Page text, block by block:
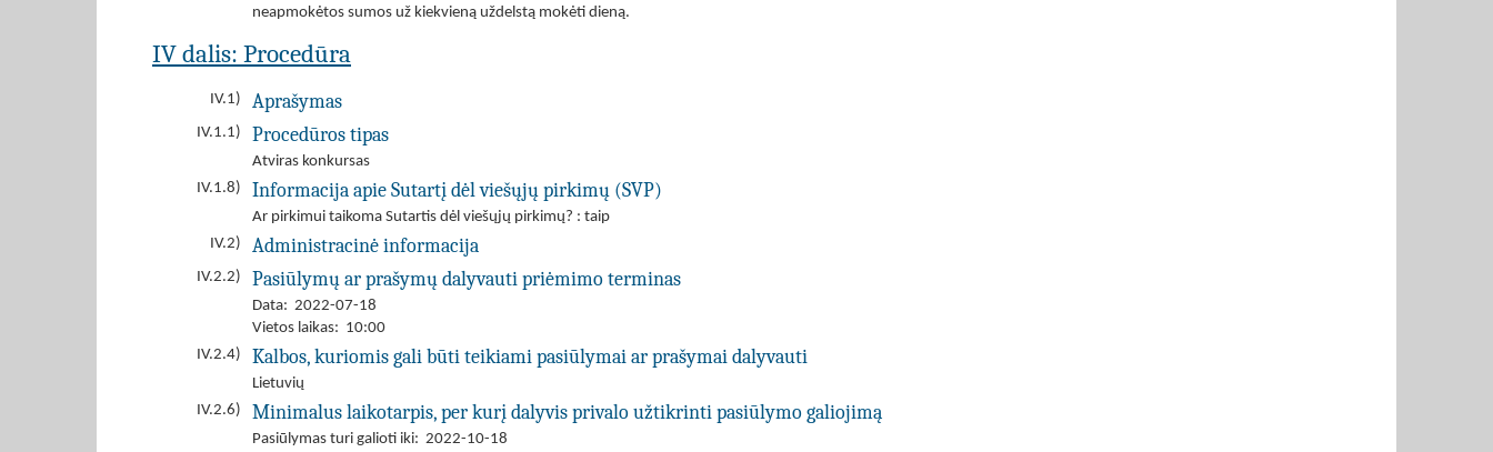
neapmokėtos sumos už kiekvieną uždelstą mokėti dieną.
IV dalis: Procedūra
IV.1) Aprašymas
IV.1.1) Procedūros tipas
Atviras konkursas
IV.1.8)
Informacija apie Sutartį dėl viešųjų pirkimų (SVP)
Ar pirkimui taikoma Sutartis dėl viešųjų pirkimų? : taip
IV.2)
Administracinė informacija
IV.2.2) Pasiūlymų ar prašymų dalyvauti priėmimo terminas
Data: 2022-07-18
Vietos laikas: 10:00
IV.2.4)
Kalbos, kuriomis gali būti teikiami pasiūlymai ar prašymai dalyvauti
Lietuvių
IV.2.6)
Minimalus laikotarpis, per kurį dalyvis privalo užtikrinti pasiūlymo galiojimą
Pasiūlymas turi galioti iki: 2022-10-18